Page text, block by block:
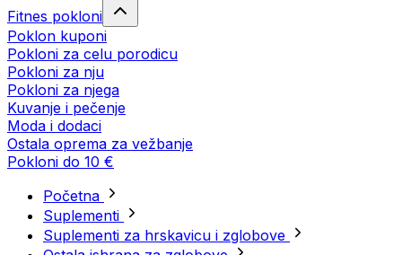
Fitnes pokloni
Poklon kuponi
Pokloni za celu porodicu
Pokloni za nju
Pokloni za njega
Kuvanje i pečenje
Moda i dodaci
Ostala oprema za vežbanje
Pokloni do 10 €
Početna
Suplementi
Suplementi za hrskavicu i zglobove